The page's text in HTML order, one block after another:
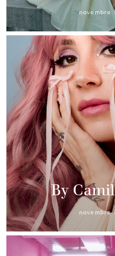
novembre
By
novembre